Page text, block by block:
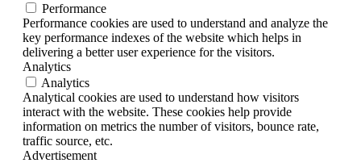
Performance
Performance cookies are used to understand and analyze the
key performance indexes of the website which helps in
delivering a better user experience for the visitors.
Analytics
Analytics
Analytical cookies are used to understand how visitors
interact with the website. These cookies help provide
information on metrics the number of visitors, bounce rate,
traffic source, etc.
Advertisement